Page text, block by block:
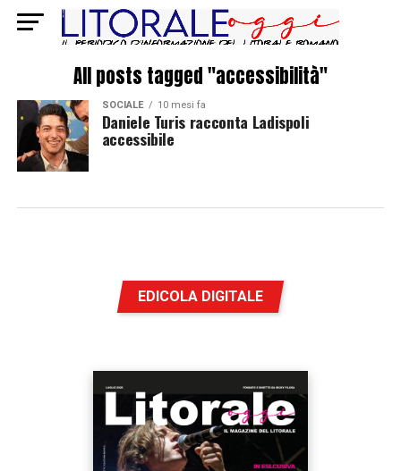
All posts tagged "accessibilità"
SOCIALE 10 mesi fa
Daniele Turis racconta Ladispoli
accessibile
EDICOLA DIGITALE